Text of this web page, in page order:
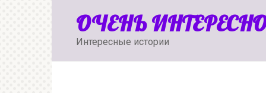
ОЧЕНЬ
Интересные истории